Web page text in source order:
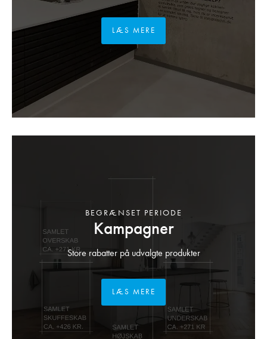
LÆS MERE
Kampagner
BEGRÆNSET PERIODE
Store rabatter på udvalgte produkter
LÆS MERE